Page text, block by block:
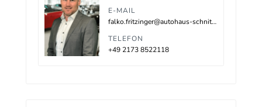
E-MAIL
falko.fritzinger@autohaus-schnitzler.de
TELEFON
+49 2173 8522118